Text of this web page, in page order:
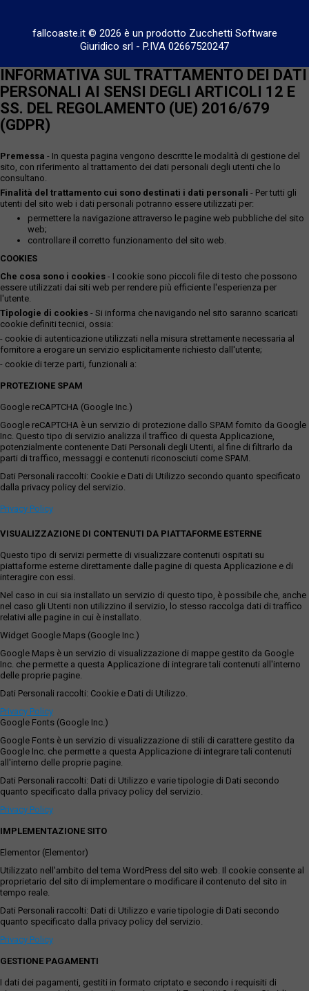
fallcoaste.it © 2026 è un prodotto Zucchetti Software
Giuridico srl - P.IVA 02667520247
INFORMATIVA SUL TRATTAMENTO DEI DATI
PERSONALI AI SENSI DEGLI ARTICOLI 12 E
SS. DEL REGOLAMENTO (UE) 2016/679
(GDPR)
Premessa - In questa pagina vengono descritte le modalità di gestione del
sito, con riferimento al trattamento dei dati personali degli utenti che lo
consultano.
Finalità del trattamento cui sono destinati i dati personali - Per tutti gli
utenti del sito web i dati personali potranno essere utilizzati per:
permettere la navigazione attraverso le pagine web pubbliche del sito
web;
controllare il corretto funzionamento del sito web.
COOKIES
Che cosa sono i cookies - I cookie sono piccoli file di testo che possono
essere utilizzati dai siti web per rendere più efficiente l'esperienza per
l'utente.
Tipologie di cookies - Si informa che navigando nel sito saranno scaricati
cookie definiti tecnici, ossia:
- cookie di autenticazione utilizzati nella misura strettamente necessaria al
fornitore a erogare un servizio esplicitamente richiesto dall'utente;
- cookie di terze parti, funzionali a:
PROTEZIONE SPAM
Google reCAPTCHA (Google Inc.)
Google reCAPTCHA è un servizio di protezione dallo SPAM fornito da Google
Inc. Questo tipo di servizio analizza il traffico di questa Applicazione,
potenzialmente contenente Dati Personali degli Utenti, al fine di filtrarlo da
parti di traffico, messaggi e contenuti riconosciuti come SPAM.
Dati Personali raccolti: Cookie e Dati di Utilizzo secondo quanto specificato
dalla privacy policy del servizio.
Privacy Policy
VISUALIZZAZIONE DI CONTENUTI DA PIATTAFORME ESTERNE
Questo tipo di servizi permette di visualizzare contenuti ospitati su
piattaforme esterne direttamente dalle pagine di questa Applicazione e di
interagire con essi.
Nel caso in cui sia installato un servizio di questo tipo, è possibile che, anche
nel caso gli Utenti non utilizzino il servizio, lo stesso raccolga dati di traffico
relativi alle pagine in cui è installato.
Widget Google Maps (Google Inc.)
Google Maps è un servizio di visualizzazione di mappe gestito da Google
Inc. che permette a questa Applicazione di integrare tali contenuti all'interno
delle proprie pagine.
Dati Personali raccolti: Cookie e Dati di Utilizzo.
Privacy Policy
Google Fonts (Google Inc.)
Google Fonts è un servizio di visualizzazione di stili di carattere gestito da
Google Inc. che permette a questa Applicazione di integrare tali contenuti
all'interno delle proprie pagine.
Dati Personali raccolti: Dati di Utilizzo e varie tipologie di Dati secondo
quanto specificato dalla privacy policy del servizio.
Privacy Policy
IMPLEMENTAZIONE SITO
Elementor (Elementor)
Utilizzato nell'ambito del tema WordPress del sito web. Il cookie consente al
proprietario del sito di implementare o modificare il contenuto del sito in
tempo reale.
Dati Personali raccolti: Dati di Utilizzo e varie tipologie di Dati secondo
quanto specificato dalla privacy policy del servizio.
Privacy Policy
GESTIONE PAGAMENTI
I dati dei pagamenti, gestiti in formato criptato e secondo i requisiti di